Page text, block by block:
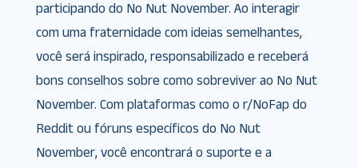
participando do No Nut November. Ao interagir
com uma fraternidade com ideias semelhantes,
você será inspirado, responsabilizado e receberá
bons conselhos sobre como sobreviver ao No Nut
November. Com plataformas como o r/NoFap do
Reddit ou fóruns específicos do No Nut
November, você encontrará o suporte e a